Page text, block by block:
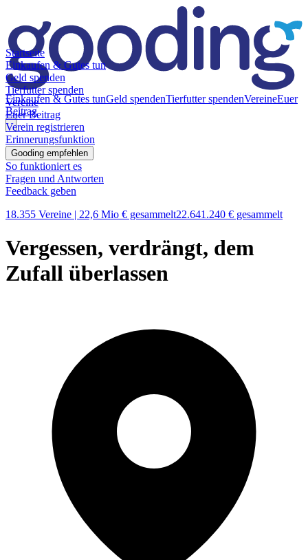
Einkaufen & Gutes tunGeld spendenTierfutter spendenVereineEuer
Beitrag
Startseite
Einkaufen & Gutes tun
Geld spenden
Tierfutter spenden
Vereine
Euer Beitrag
Verein registrieren
Erinnerungsfunktion
Gooding empfehlen
So funktioniert es
Fragen und Antworten
Feedback geben
18.355 Vereine | 22,6 Mio € gesammelt22.641.240 € gesammelt
Vergessen, verdrängt, dem
Zufall überlassen